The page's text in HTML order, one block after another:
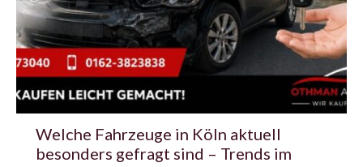
Welche Fahrzeuge in Köln aktuell
besonders gefragt sind – Trends im